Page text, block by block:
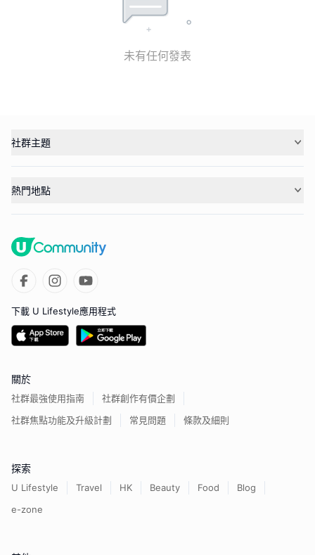
未有任何發表
社群主題
熱門地點
下載 U Lifestyle應用程式
關於
社群最強使用指南
社群創作有價企劃
社群焦點功能及升級計劃
常見問題 條款及細則
探索
U Lifestyle Travel HK Beauty Food
Blog
e-zone